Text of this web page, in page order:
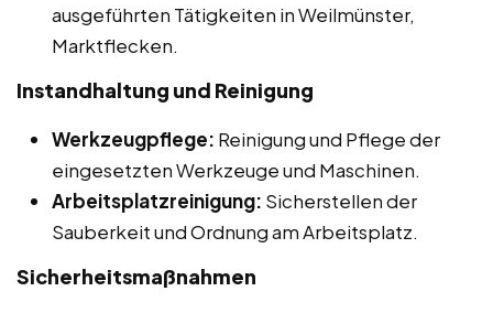
ausgeführten Tätigkeiten in Weilmünster,
Marktflecken.
Instandhaltung und Reinigung
Werkzeugpflege: Reinigung und Pflege der
eingesetzten Werkzeuge und Maschinen.
Arbeitsplatzreinigung: Sicherstellen der
Sauberkeit und Ordnung am Arbeitsplatz.
Sicherheitsmaßnahmen